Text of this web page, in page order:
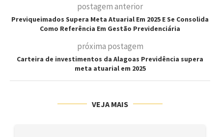
postagem anterior
Previqueimados Supera Meta Atuarial Em 2025 E Se Consolida
Como Referência Em Gestão Previdenciária
próxima postagem
Carteira de investimentos da Alagoas Previdência supera
meta atuarial em 2025
VEJA MAIS